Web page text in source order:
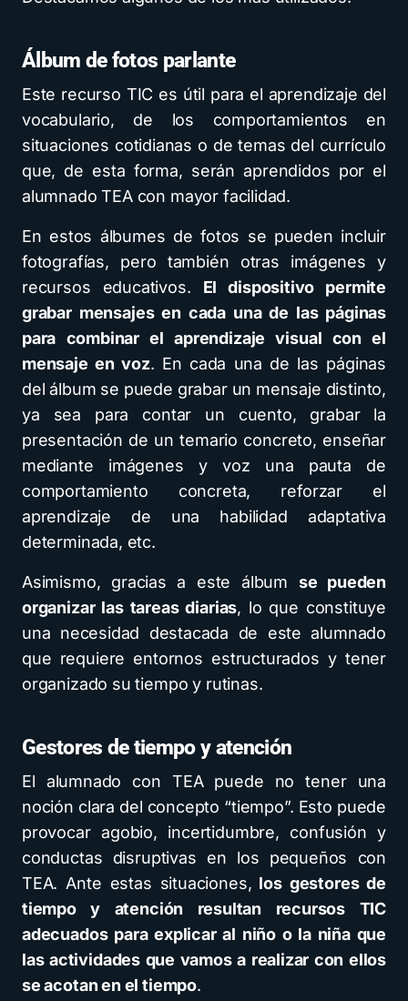
Álbum de fotos parlante
Este recurso TIC es útil para el aprendizaje del
vocabulario, de los comportamientos en
situaciones cotidianas o de temas del currículo
que, de esta forma, serán aprendidos por el
alumnado TEA con mayor facilidad.
En estos álbumes de fotos se pueden incluir
fotografías, pero también otras imágenes y
recursos educativos. El dispositivo permite
grabar mensajes en cada una de las páginas
para combinar el aprendizaje visual con el
mensaje en voz. En cada una de las páginas
del álbum se puede grabar un mensaje distinto,
ya sea para contar un cuento, grabar la
presentación de un temario concreto, enseñar
mediante imágenes y voz una pauta de
comportamiento concreta, reforzar el
aprendizaje de una habilidad adaptativa
determinada, etc.
Asimismo, gracias a este álbum se pueden
organizar las tareas diarias, lo que constituye
una necesidad destacada de este alumnado
que requiere entornos estructurados y tener
organizado su tiempo y rutinas.
Gestores de tiempo y atención
El alumnado con TEA puede no tener una
noción clara del concepto “tiempo”. Esto puede
provocar agobio, incertidumbre, confusión y
conductas disruptivas en los pequeños con
TEA. Ante estas situaciones, los gestores de
tiempo y atención resultan recursos TIC
adecuados para explicar al niño o la niña que
las actividades que vamos a realizar con ellos
se acotan en el tiempo.